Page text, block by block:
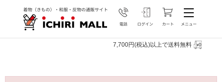
7,700円(税込)以上で送料無料